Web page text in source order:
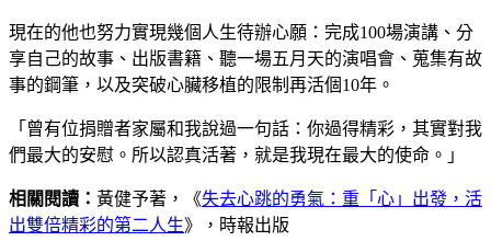
現在的他也努力實現幾個人生待辦心願：完成100場演講、分
享自己的故事、出版書籍、聽一場五月天的演唱會、蒐集有故
事的鋼筆，以及突破心臟移植的限制再活個10年。
「曾有位捐贈者家屬和我說過一句話：你過得精彩，其實對我
們最大的安慰。所以認真活著，就是我現在最大的使命。」
相關閱讀： 黃健予著，《失去心跳的勇氣：重「心」出發，活
出雙倍精彩的第二人生》，時報出版